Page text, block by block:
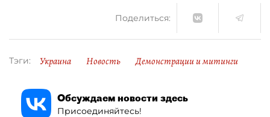
Поделиться:
Тэги: Украина Новость Демонстрации и митинги
Обсуждаем новости здесь
Присоединяйтесь!